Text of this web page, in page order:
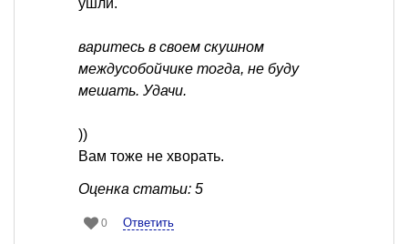
варитесь в своем скушном
междусобойчике тогда, не буду
мешать. Удачи.
))
Вам тоже не хворать.
Оценка статьи: 5
0 Ответить